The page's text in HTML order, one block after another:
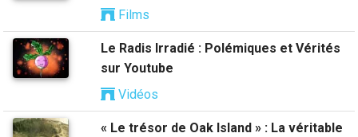
Films
Le Radis Irradié : Polémiques et Vérités
sur Youtube
Vidéos
« Le trésor de Oak Island » : La véritable